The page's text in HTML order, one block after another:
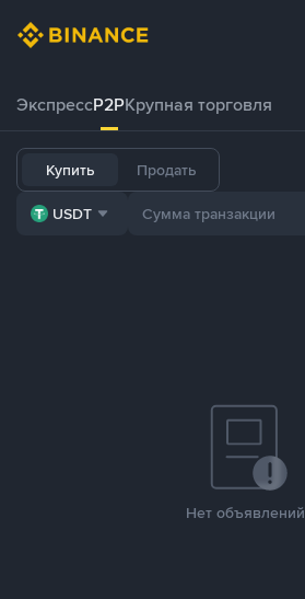
ЭкспрессP2PКрупная торговля
Купить Продать
USDT
Нет объявлений